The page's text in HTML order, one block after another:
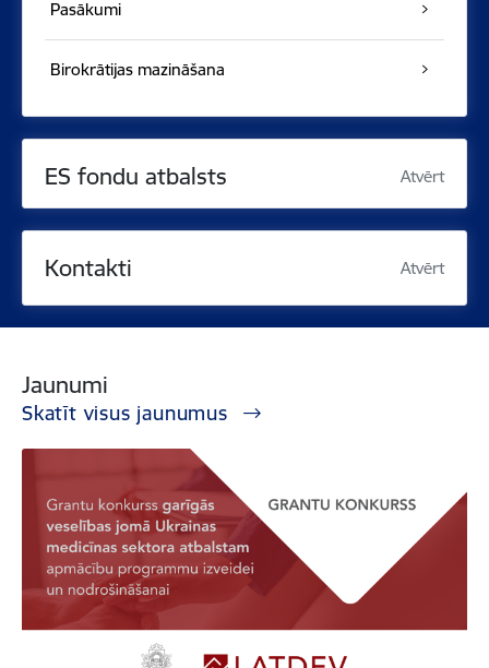
Pasākumi
Birokrātijas mazināšana
ES fondu atbalsts Atvērt
Kontakti Atvērt
Jaunumi
Skatīt visus jaunumus